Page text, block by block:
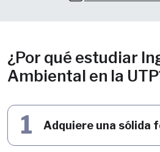
¿Por qué estudiar
Ambiental en la
1 Adquiere una sólida